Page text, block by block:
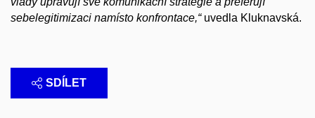
sebelegitimizaci namísto konfrontace,“uvedla Kluknavská.
SDÍLET